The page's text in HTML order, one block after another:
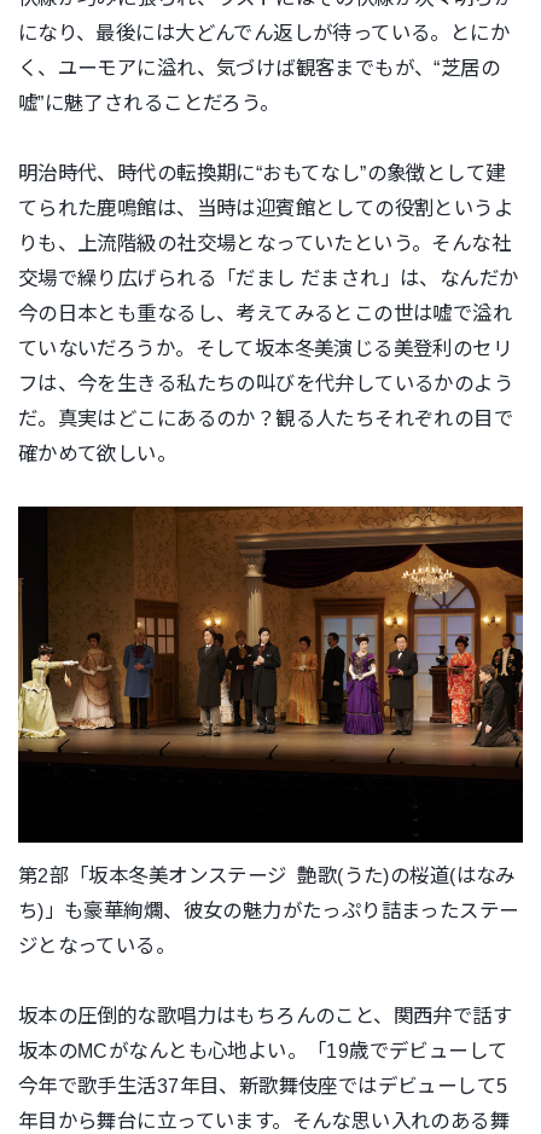
になり、最後には大どんでん返しが待っている。とにか
く、ユーモアに溢れ、気づけば観客までもが、“芝居の
嘘”に魅了されることだろう。
明治時代、時代の転換期に“おもてなし”の象徴として建
てられた鹿鳴館は、当時は迎賓館としての役割というよ
りも、上流階級の社交場となっていたという。そんな社
交場で繰り広げられる「だまし だまされ」は、なんだか
今の日本とも重なるし、考えてみるとこの世は嘘で溢れ
ていないだろうか。そして坂本冬美演じる美登利のセリ
フは、今を生きる私たちの叫びを代弁しているかのよう
だ。真実はどこにあるのか？観る人たちそれぞれの目で
確かめて欲しい。
第2部「坂本冬美オンステージ 艶歌(うた)の桜道(はなみ
ち)」も豪華絢爛、彼女の魅力がたっぷり詰まったステー
ジとなっている。
坂本の圧倒的な歌唱力はもちろんのこと、関西弁で話す
坂本のMCがなんとも心地よい。「19歳でデビューして
今年で歌手生活37年目、新歌舞伎座ではデビューして5
年目から舞台に立っています。そんな思い入れのある舞